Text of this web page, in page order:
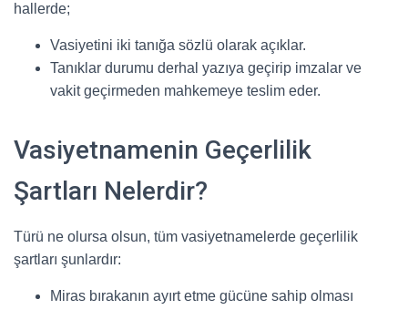
hallerde;
Vasiyetini iki tanığa sözlü olarak açıklar.
Tanıklar durumu derhal yazıya geçirip imzalar ve
vakit geçirmeden mahkemeye teslim eder.
Vasiyetnamenin Geçerlilik
Şartları Nelerdir?
Türü ne olursa olsun, tüm vasiyetnamelerde geçerlilik
şartları şunlardır:
Miras bırakanın ayırt etme gücüne sahip olması